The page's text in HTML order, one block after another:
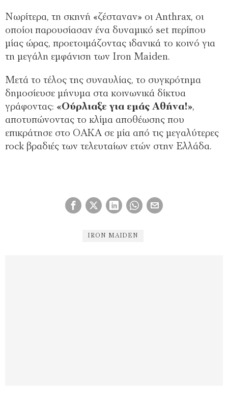
Νωρίτερα, τη σκηνή «ζέσταναν» οι Anthrax, οι
οποίοι παρουσίασαν ένα δυναμικό set περίπου
μίας ώρας, προετοιμάζοντας ιδανικά το κοινό για
τη μεγάλη εμφάνιση των Iron Maiden.
Μετά το τέλος της συναυλίας, το συγκρότημα
δημοσίευσε μήνυμα στα κοινωνικά δίκτυα
γράφοντας: «Ούρλιαξε για εμάς Αθήνα!»,
αποτυπώνοντας το κλίμα αποθέωσης που
επικράτησε στο ΟΑΚΑ σε μία από τις μεγαλύτερες
rock βραδιές των τελευταίων ετών στην Ελλάδα.
IRON MAIDEN